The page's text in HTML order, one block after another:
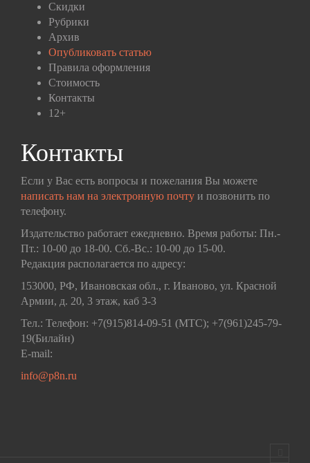
Скидки
Рубрики
Архив
Опубликовать статью
Правила оформления
Стоимость
Контакты
12+
Контакты
Если у Вас есть вопросы и пожелания Вы можете
написать нам на электронную почту и позвонить по
телефону.
Издательство работает ежедневно. Время работы: Пн.-
Пт.: 10-00 до 18-00. Сб.-Вс.: 10-00 до 15-00.
Редакция располагается по адресу:
153000, РФ, Ивановская обл., г. Иваново, ул. Красной
Армии, д. 20, 3 этаж, каб 3-3
Тел.: Телефон: +7(915)814-09-51 (МТС); +7(961)245-79-
19(Билайн)
E-mail:
info@p8n.ru